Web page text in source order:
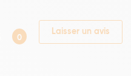
0
Laisser un avis